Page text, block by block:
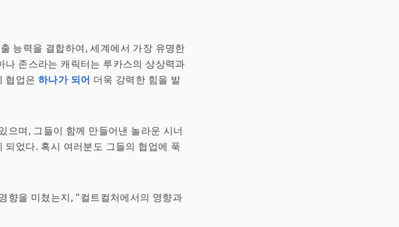
능력을 결합하여, 세계에서 가장 유명한
존스라는 캐릭터는 루카스의 상상력과
협업은 하나가 되어 더욱 강력한 힘을 발
으며, 그들이 함께 만들어낸 놀라운 시너
었다. 혹시 여러분도 그들의 협업에 푹
향을 미쳤는지, "컬트컬처에서의 영향과